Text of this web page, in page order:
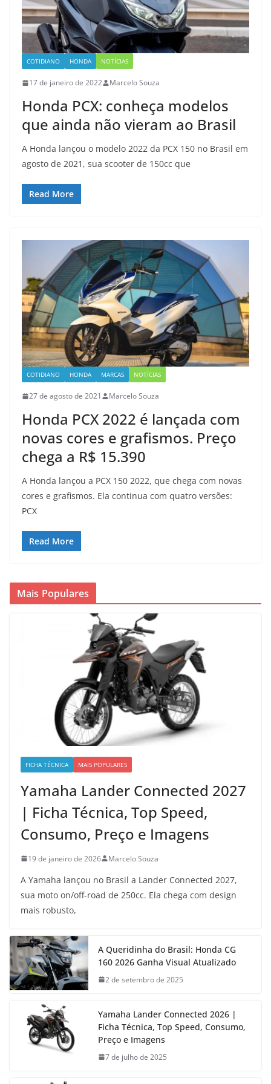
COTIDIANO HONDA NOTÍCIAS
17 de janeiro de 2022 Marcelo Souza
Honda PCX: conheça modelos
que ainda não vieram ao Brasil
A Honda lançou o modelo 2022 da PCX 150 no Brasil em
agosto de 2021, sua scooter de 150cc que
Read More
COTIDIANO HONDA MARCAS NOTÍCIAS
27 de agosto de 2021 Marcelo Souza
Honda PCX 2022 é lançada com
novas cores e grafismos. Preço
chega a R$ 15.390
A Honda lançou a PCX 150 2022, que chega com novas
cores e grafismos. Ela continua com quatro versões:
PCX
Read More
Mais Populares
FICHA TÉCNICA MAIS POPULARES
Yamaha Lander Connected 2027
| Ficha Técnica, Top Speed,
Consumo, Preço e Imagens
19 de janeiro de 2026 Marcelo Souza
A Yamaha lançou no Brasil a Lander Connected 2027,
sua moto on/off-road de 250cc. Ela chega com design
mais robusto,
A Queridinha do Brasil: Honda CG
160 2026 Ganha Visual Atualizado
2 de setembro de 2025
Yamaha Lander Connected 2026 |
Ficha Técnica, Top Speed, Consumo,
Preço e Imagens
7 de julho de 2025